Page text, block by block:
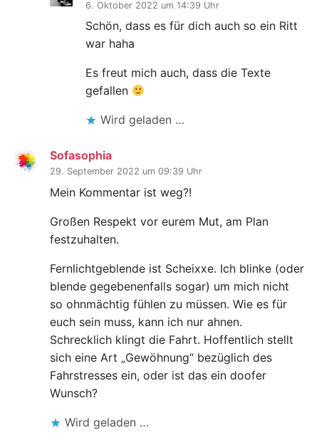
6. Oktober 2022 um 14:39 Uhr
Schön, dass es für dich auch so ein Ritt
war haha
Es freut mich auch, dass die Texte
gefallen
Wird geladen …
Sofasophia
29. September 2022 um 09:39 Uhr
Mein Kommentar ist weg?!
Großen Respekt vor eurem Mut, am Plan
festzuhalten.
Fernlichtgeblende ist Scheixxe. Ich blinke (oder
blende gegebenenfalls sogar) um mich nicht
so ohnmächtig fühlen zu müssen. Wie es für
euch sein muss, kann ich nur ahnen.
Schrecklich klingt die Fahrt. Hoffentlich stellt
sich eine Art „Gewöhnung“ bezüglich des
Fahrstresses ein, oder ist das ein doofer
Wunsch?
Wird geladen …